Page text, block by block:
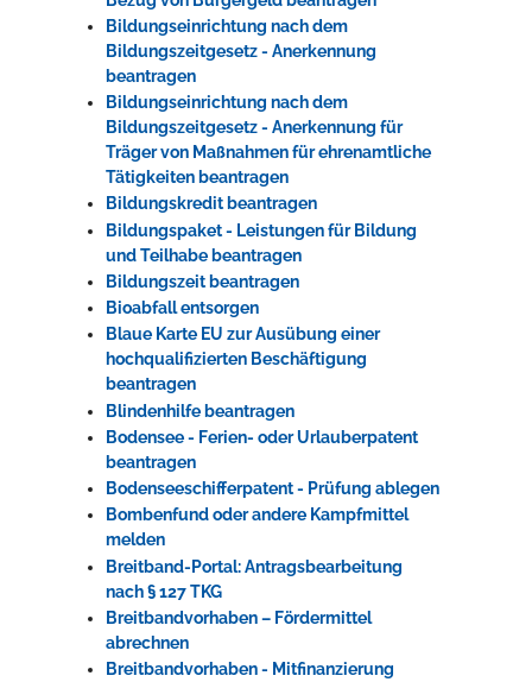
Bildungseinrichtung nach dem
Bildungszeitgesetz - Anerkennung
beantragen
Bildungseinrichtung nach dem
Bildungszeitgesetz - Anerkennung für
Träger von Maßnahmen für ehrenamtliche
Tätigkeiten beantragen
Bildungskredit beantragen
Bildungspaket - Leistungen für Bildung
und Teilhabe beantragen
Bildungszeit beantragen
Bioabfall entsorgen
Blaue Karte EU zur Ausübung einer
hochqualifizierten Beschäftigung
beantragen
Blindenhilfe beantragen
Bodensee - Ferien- oder Urlauberpatent
beantragen
Bodenseeschifferpatent - Prüfung ablegen
Bombenfund oder andere Kampfmittel
melden
Breitband-Portal: Antragsbearbeitung
nach § 127 TKG
Breitbandvorhaben – Fördermittel
abrechnen
Breitbandvorhaben - Mitfinanzierung